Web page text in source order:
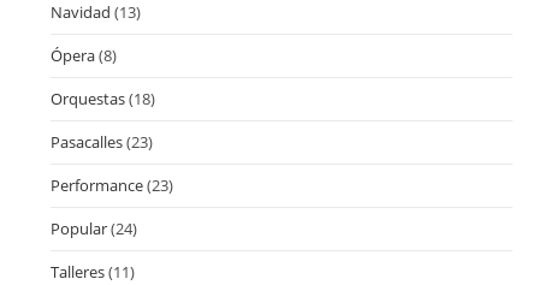
Navidad (13)
Ópera(8)
Orquestas(18)
Pasacalles(23)
Performance(23)
Popular(24)
Talleres(11)